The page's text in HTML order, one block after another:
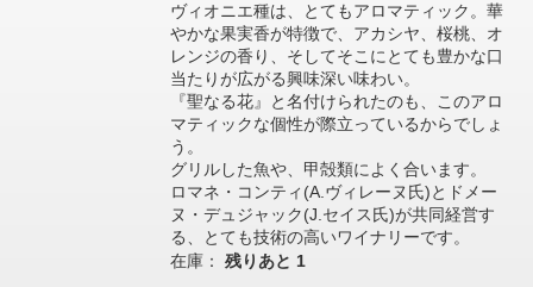
ヴィオニエ種は、とてもアロマティック。華
やかな果実香が特徴で、アカシヤ、桜桃、オ
レンジの香り、そしてそこにとても豊かな口
当たりが広がる興味深い味わい。
『聖なる花』と名付けられたのも、このアロ
マティックな個性が際立っているからでしょ
う。
グリルした魚や、甲殻類によく合います。
ロマネ・コンティ(A.ヴィレーヌ氏)とドメー
ヌ・デュジャック(J.セイス氏)が共同経営す
る、とても技術の高いワイナリーです。
在庫： 残りあと 1